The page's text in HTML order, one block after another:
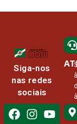
Siga-nos
nas redes
sociais